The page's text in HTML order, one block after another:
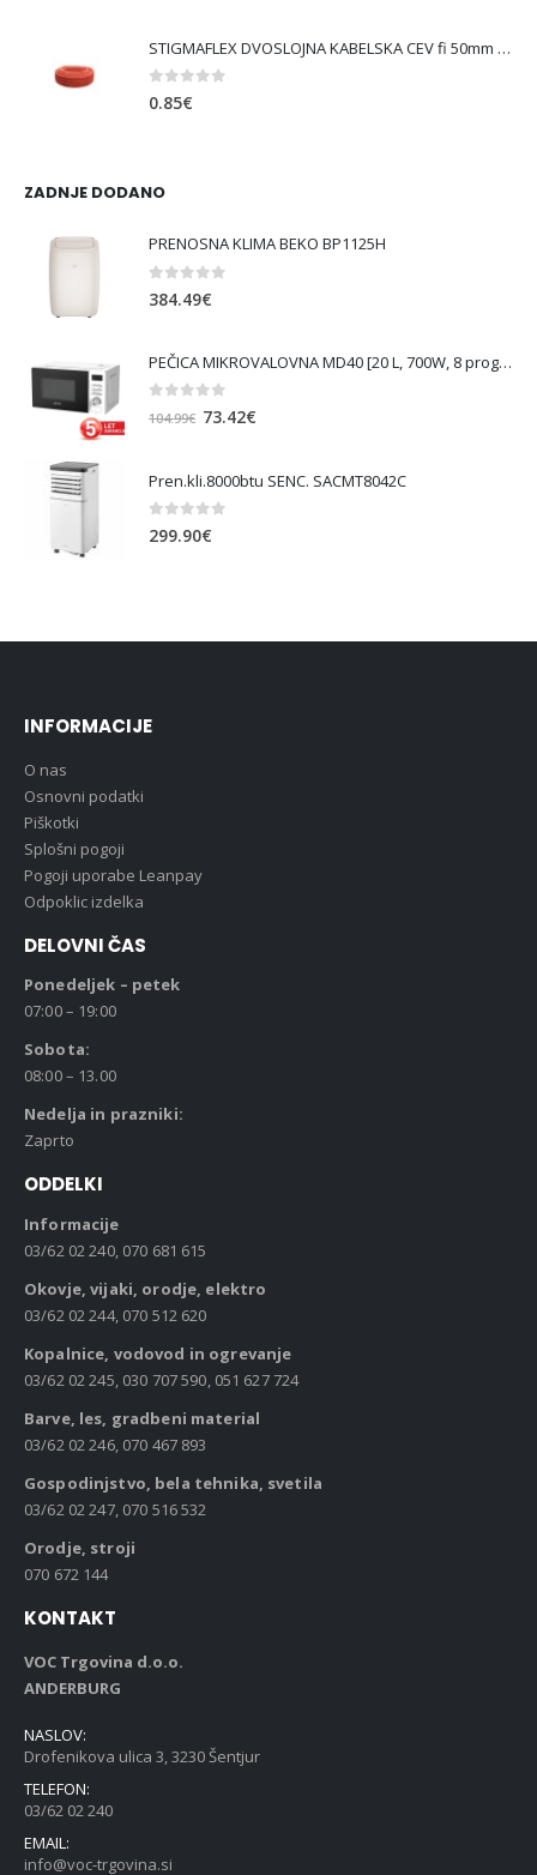
STIGMAFLEX DVOSLOJNA KABELSKA CEV fi 50mm , kolut 50 m, cena za tekoči meter
0 out of 5
0.85€
ZADNJE DODANO
PRENOSNA KLIMA BEKO BP1125H
384.49€
PEČICA MIKROVALOVNA MD40 [20 L, 700W, 8 prog., bela ]
out of 5
104.99€ Izvirna
bila:
104.99€.
73.42€
73.42€.
Pren.kli.8000btu SENC. SACMT8042C
0 out of 5
299.90€
INFORMACIJE
O nas
Osnovni podatki
Piškotki
Splošni pogoji
Pogoji uporabe Leanpay
Odpoklic izdelka
DELOVNI ČAS
Ponedeljek – petek
07:00 – 19:00
Sobota:
08:00 – 13.00
Nedelja in prazniki:
Zaprto
ODDELKI
Informacije
03/62 02 240, 070 681 615
Okovje, vijaki, orodje, elektro
03/62 02 244, 070 512 620
Kopalnice, vodovod in ogrevanje
03/62 02 245, 030 707 590, 051 627 724
Barve, les, gradbeni material
03/62 02 246, 070 467 893
Gospodinjstvo, bela tehnika, svetila
03/62 02 247, 070 516 532
Orodje, stroji
070 672 144
KONTAKT
VOC Trgovina d.o.o.
ANDERBURG
NASLOV:
Drofenikova ulica 3, 3230 Šentjur
TELEFON:
03/62 02 240
EMAIL:
info@voc-trgovina.si